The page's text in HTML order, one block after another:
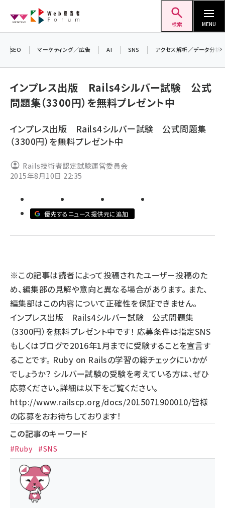
ン
検索 MENU
ai (2801)
note (2310)
z世代 (1620)
SEO マーケティング／広告 AI SNS アクセス解析／データ分析
インプレス出版 Rails4シルバー試験 公式
問題集（3300円）を無料プレゼント中
インプレス出版 Rails4シルバー試験 公式問題集
（3300円）を無料プレゼント中
Rails技術者認定試験運営委員会
2015年8月10日 22:35
優先するニュース提供元に追加
※この記事は読者によって投稿されたユーザー投稿のた
め、編集部の見解や意向と異なる場合があります。 また、
編集部はこの内容について正確性を保証できません。
インプレス出版 Rails4シルバー試験 公式問題集
（3300円）を無料プレゼント中です！ 応募条件は指定SNS
もしくはブログで2016年1月までに受験することを宣言す
ることです。 Ruby on Railsの学習の総チェックにいかが
でしょうか？ シルバー試験の受験を考えている方は、ぜひ
応募ください。詳細は以下をご覧ください。
http://www.railscp.org/docs/2015071900010/皆様
の応募をおお待ちしております！
この記事のキーワード
#Ruby #SNS
差